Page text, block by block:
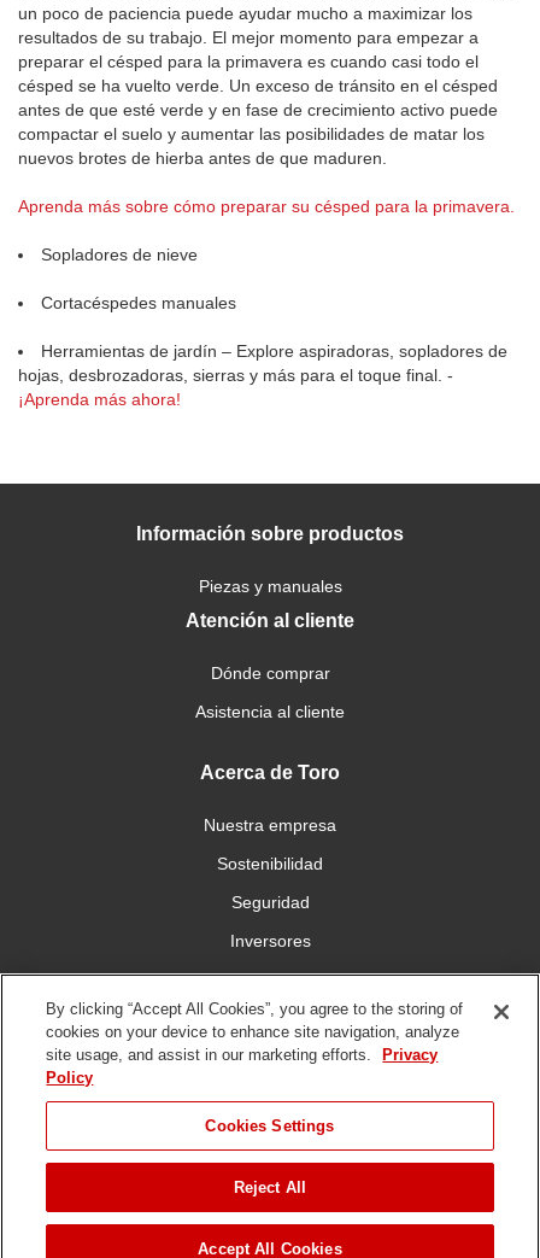
un poco de paciencia puede ayudar mucho a maximizar los
resultados de su trabajo. El mejor momento para empezar a
preparar el césped para la primavera es cuando casi todo el
césped se ha vuelto verde. Un exceso de tránsito en el césped
antes de que esté verde y en fase de crecimiento activo puede
compactar el suelo y aumentar las posibilidades de matar los
nuevos brotes de hierba antes de que maduren.
Aprenda más sobre cómo preparar su césped para la primavera.
Sopladores de nieve
Cortacéspedes manuales
Herramientas de jardín – Explore aspiradoras, sopladores de
hojas, desbrozadoras, sierras y más para el toque final. -
¡Aprenda más ahora!
Información sobre productos
Piezas y manuales
Atención al cliente
Dónde comprar
Asistencia al cliente
Acerca de Toro
Nuestra empresa
Sostenibilidad
Seguridad
Inversores
Trabajo
Conéctese con nosotros
uso
Política de
privacidad
Intelectual
2026 The Toro Company. Todos los derechos reservados.
By clicking “Accept All Cookies”, you agree to the storing of
cookies on your device to enhance site navigation, analyze
site usage, and assist in our marketing efforts.
Privacy
Policy
Cookies Settings
Reject All
Accept All Cookies